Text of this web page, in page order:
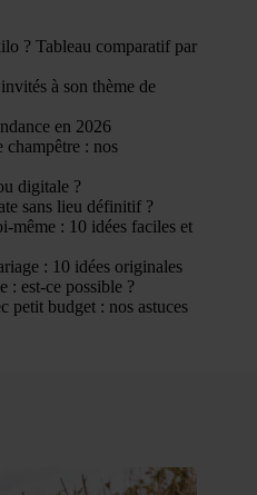
? Tableau comparatif par
à son thème de
en 2026
champêtre : nos
digitale ?
sans lieu définitif ?
même : 10 idées faciles et
: 10 idées originales
: est-ce possible ?
petit budget : nos astuces